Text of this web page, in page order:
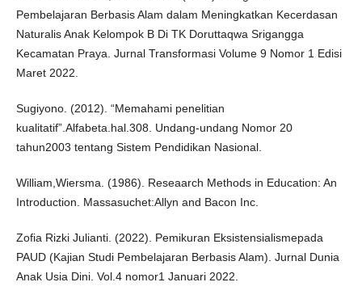
Pembelajaran Berbasis Alam dalam Meningkatkan Kecerdasan
Naturalis Anak Kelompok B Di TK Doruttaqwa Srigangga
Kecamatan Praya. Jurnal Transformasi Volume 9 Nomor 1 Edisi
Maret 2022.
Sugiyono. (2012). “Memahami penelitian
kualitatif”.Alfabeta.hal.308. Undang-undang Nomor 20
tahun2003 tentang Sistem Pendidikan Nasional.
William,Wiersma. (1986). Reseaarch Methods in Education: An
Introduction. Massasuchet:Allyn and Bacon Inc.
Zofia Rizki Julianti. (2022). Pemikuran Eksistensialismepada
PAUD (Kajian Studi Pembelajaran Berbasis Alam). Jurnal Dunia
Anak Usia Dini. Vol.4 nomor1 Januari 2022.